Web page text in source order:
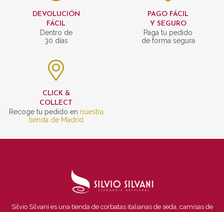
DEVOLUCIÓN
FÁCIL
Dentro de
30 días
PAGO FÁCIL
Y SEGURO
Paga tu pedido
de forma segura
CLICK &
COLLECT
Recoge tu pedido en nuestra
tienda de Madrid
Silvio Silvani es una tienda de corbatas italianas de seda, camisas de